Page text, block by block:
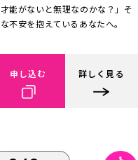
才能がないと無理なのかな？」そ
不安を抱えているあなたへ。
申し込む 詳しく見る